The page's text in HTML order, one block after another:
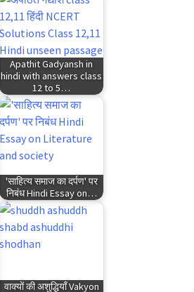
Apathit Gadyansh in
hindi with answers class
12 to 5…
'साहित्य समाज का दर्पण' पर
निबंध Hindi Essay on…
वाक्यों की अशुद्धियाँ Vakyon